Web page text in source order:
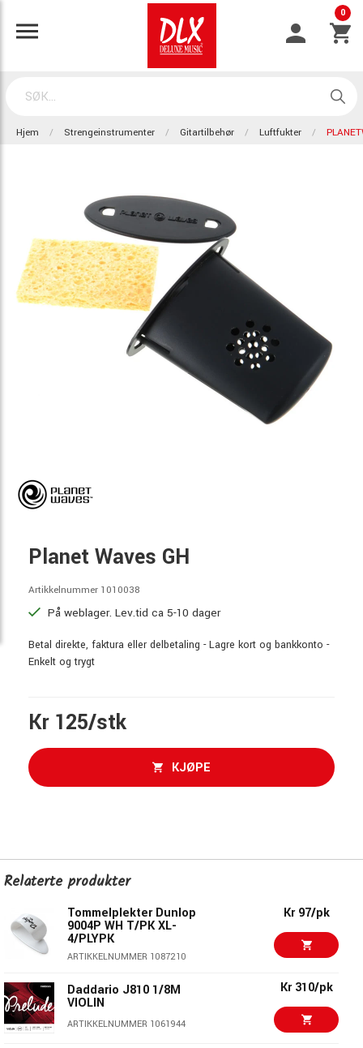
0
Hjem Strengeinstrumenter Gitartilbehør Luftfukter
Planet Waves GH
Artikkelnummer 1010038
På weblager. Lev.tid ca 5-10 dager
Betal direkte, faktura eller delbetaling - Lagre kort og bankkonto -
Enkelt og trygt
Kr 125/stk
KJØPE
Relaterte produkter
Tommelplekter Dunlop
9004P WH T/PK XL-
4/PLYPK
ARTIKKELNUMMER 1087210
Kr 97/pk
Daddario J810 1/8M
VIOLIN
ARTIKKELNUMMER 1061944
Kr 310/pk